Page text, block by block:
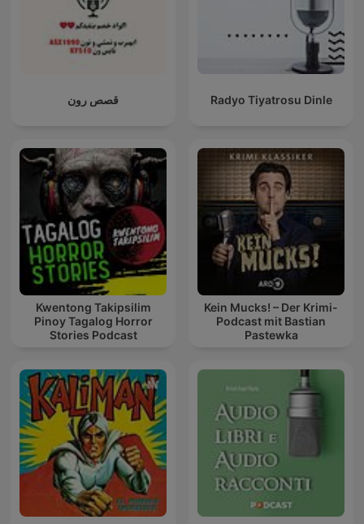
قصص رون Radyo Tiyatrosu Dinle
Kwentong Takipsilim
Pinoy Tagalog Horror
Stories Podcast
Kein Mucks! – Der Krimi-
Podcast mit Bastian
Pastewka